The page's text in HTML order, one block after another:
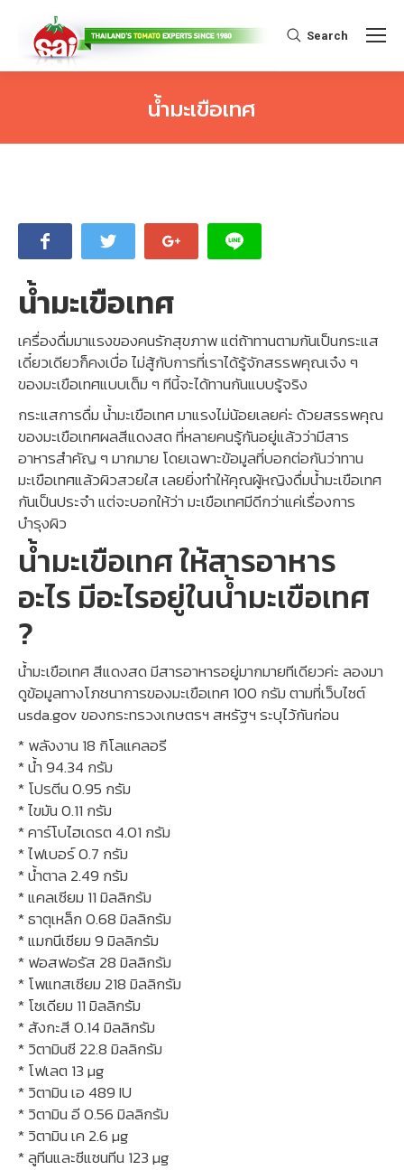
Search:
Search
น้ำมะเขือเทศ
น้ำมะเขือเทศ
เครื่องดื่มมาแรงของคนรักสุขภาพ แต่ถ้าทานตามกันเป็นกระแส
เดี๋ยวเดียวก็คงเบื่อ ไม่สู้กับการที่เราได้รู้จักสรรพคุณเจ๋ง ๆ
ของมะเขือเทศแบบเต็ม ๆ ทีนี้จะได้ทานกันแบบรู้จริง
กระแสการดื่ม น้ำมะเขือเทศ มาแรงไม่น้อยเลยค่ะ ด้วยสรรพคุณ
ของมะเขือเทศผลสีแดงสด ที่หลายคนรู้กันอยู่แล้วว่ามีสาร
อาหารสำคัญ ๆ มากมาย โดยเฉพาะข้อมูลที่บอกต่อกันว่าทาน
มะเขือเทศแล้วผิวสวยใส เลยยิ่งทำให้คุณผู้หญิงดื่มน้ำมะเขือเทศ
กันเป็นประจำ แต่จะบอกให้ว่า มะเขือเทศมีดีกว่าแค่เรื่องการ
บำรุงผิว
น้ำมะเขือเทศ ให้สารอาหาร
อะไร มีอะไรอยู่ในน้ำมะเขือเทศ
?
น้ำมะเขือเทศ สีแดงสด มีสารอาหารอยู่มากมายทีเดียวค่ะ ลองมา
ดูข้อมูลทางโภชนาการของมะเขือเทศ 100 กรัม ตามที่เว็บไซต์
usda.gov ของกระทรวงเกษตรฯ สหรัฐฯ ระบุไว้กันก่อน
* พลังงาน 18 กิโลแคลอรี
* น้ำ 94.34 กรัม
* โปรตีน 0.95 กรัม
* ไขมัน 0.11 กรัม
* คาร์โบไฮเดรต 4.01 กรัม
* ไฟเบอร์ 0.7 กรัม
* น้ำตาล 2.49 กรัม
* แคลเซียม 11 มิลลิกรัม
* ธาตุเหล็ก 0.68 มิลลิกรัม
* แมกนีเซียม 9 มิลลิกรัม
* ฟอสฟอรัส 28 มิลลิกรัม
* โพแทสเซียม 218 มิลลิกรัม
* โซเดียม 11 มิลลิกรัม
* สังกะสี 0.14 มิลลิกรัม
* วิตามินซี 22.8 มิลลิกรัม
* โฟเลต 13 µg
* วิตามิน เอ 489 IU
* วิตามิน อี 0.56 มิลลิกรัม
* วิตามิน เค 2.6 µg
* ลูทีนและซีแซนทีน 123 µg